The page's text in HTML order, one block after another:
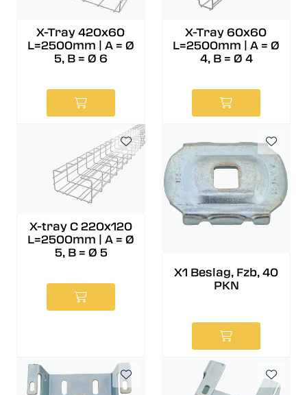
X-Tray 420x60
L=2500mm | A = Ø
5, B = Ø 6
X-Tray 60x60
L=2500mm | A = Ø
4, B = Ø 4
X-tray C 220x120
L=2500mm | A = Ø
5, B = Ø 5
X1 Beslag, Fzb, 40
PKN